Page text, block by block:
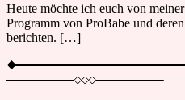
Heute möchte ich euch von
Programm von ProBabe und
berichten. […]